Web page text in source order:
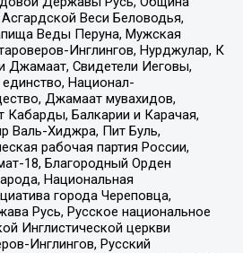
Веси Беловодья,
Веды Перуна, Мужская
Инглингов, Нурджулар, К
Джамаат, Свидетели Иеговы,
Национал-
Джамаат мувахидов,
Кабарды, Балкарии и Карачая,
Валь-Хиджра, Пит Буль,
рабочая партия России,
18, Благородный Орден
Национальная
города Череповца,
Русь, Русское национальное
Инглистической церкви
Инглингов, Русский